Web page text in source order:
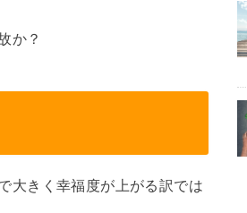
か？
大きく幸福度が上がる訳では